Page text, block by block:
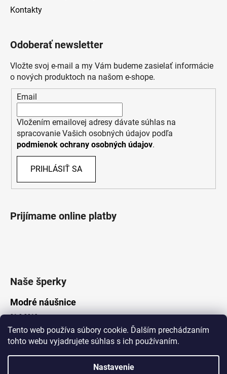
Tento web používa súbory cookie. Ďalším prechádzaním
tohto webu vyjadrujete súhlas s ich používaním.
Nastavenie
Kontakty
Odoberať newsletter
Vložte svoj e-mail a my Vám budeme zasielať informácie
o nových produktoch na našom e-shope.
Email
Vložením emailovej adresy dávate súhlas na
spracovanie Vašich osobných údajov podľa
podmienok ochrany osobných údajov.
PRIHLÁSIŤ SA
Prijímame online platby
Naše šperky
Modré náušnice
21.8.2019
Vytvoril Shoptet
Lotka.sk. Všetky práva vyhradené.